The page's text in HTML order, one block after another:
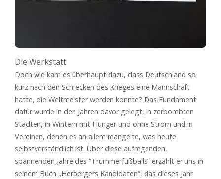
Die Werkstatt
Doch wie kam es überhaupt dazu, dass Deutschland so
kurz nach den Schrecken des Krieges eine Mannschaft
hatte, die Weltmeister werden konnte? Das Fundament
dafür wurde in den Jahren davor gelegt, in zerbombten
Städten, in Wintern mit Hunger und ohne Strom und in
Vereinen, denen es an allem mangelte, was heute
selbstverständlich ist. Über diese aufregenden,
spannenden Jahre des “Trümmerfußballs” erzählt er uns in
seinem Buch „Herbergers Kandidaten“, das dieses Jahr